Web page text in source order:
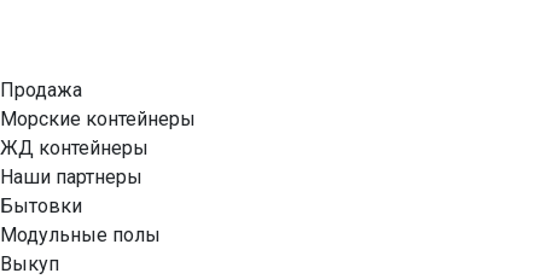
Продажа
Морские контейнеры
ЖД контейнеры
Наши партнеры
Бытовки
Модульные полы
Выкуп